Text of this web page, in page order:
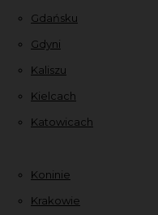
Gdańsku
Gdyni
Kaliszu
Kielcach
Katowicach
Koninie
Krakowie